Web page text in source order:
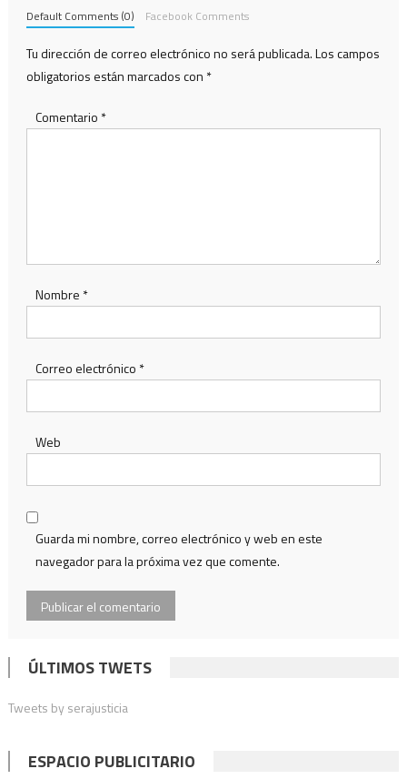
Default Comments (0) Facebook Comments
Tu dirección de correo electrónico no será publicada.Los campos
obligatorios están marcados con *
Comentario *
Nombre *
Correo electrónico *
Web
Guarda mi nombre, correo electrónico y web en este
navegador para la próxima vez que comente.
ÚLTIMOS TWETS
Tweets by serajusticia
ESPACIO PUBLICITARIO